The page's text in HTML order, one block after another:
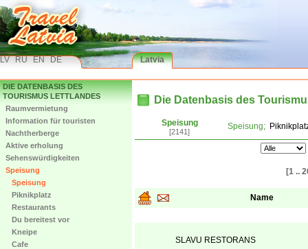
LV RU EN DE Latvia
DIE DATENBASIS DES
TOURISMUS LETTLANDES
Raumvermietung
Information für touristen
Nachtherberge
Aktive erholung
Sehenswürdigkeiten
Speisung
Speisung
Piknikplatz
Restaurants
Du bereitest vor
Kneipe
Cafe
Die Datenbasis des
Speisung
[2141]
Speisung;
[1 ..
Name
SLAVU RESTORANS